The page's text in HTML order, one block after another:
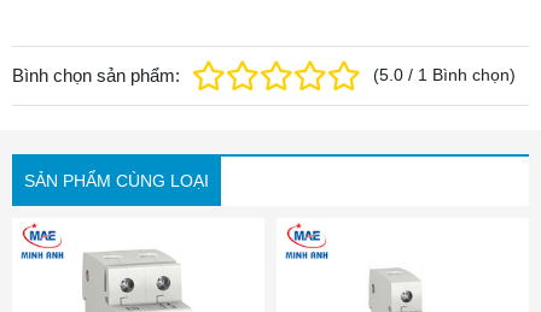
Bình chọn sản phẩm: (5.0 / 1 Bình chọn)
SẢN PHẨM CÙNG LOẠI